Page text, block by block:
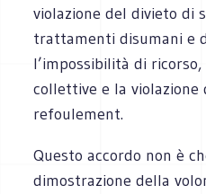
violazione del divieto di
trattamenti disumani e
l’impossibilità di
collettive e la violazione
refoulement.
Questo accordo non è
dimostrazione della